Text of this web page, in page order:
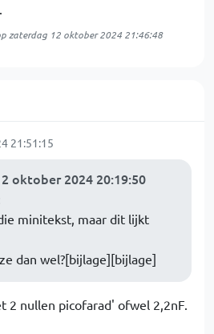
zaterdag 12 oktober 2024 21:46:48
21:51:15
oktober 2024 20:19:50
minitekst, maar dit lijkt
dan wel?[bijlage][bijlage]
2 nullen picofarad' ofwel 2,2nF.